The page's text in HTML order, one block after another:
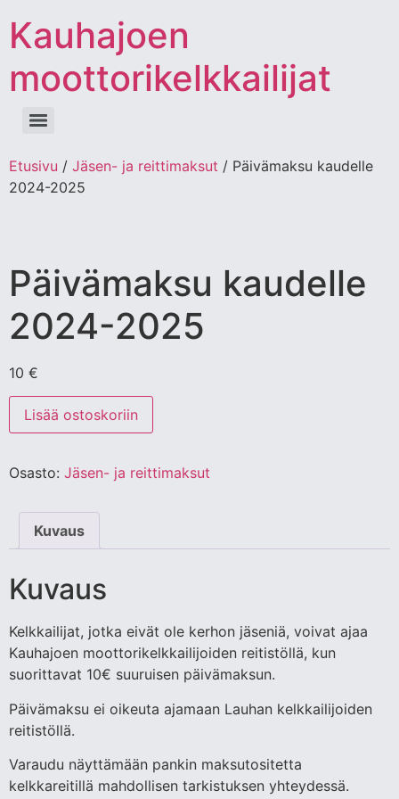
Kauhajoen
moottorikelkkailijat
Etusivu / Jäsen- ja reittimaksut / Päivämaksu kaudelle
2024-2025
Päivämaksu kaudelle
2024-2025
10 €
Lisää ostoskoriin
Osasto: Jäsen- ja reittimaksut
Kuvaus
Kuvaus
Kelkkailijat, jotka eivät ole kerhon jäseniä, voivat ajaa
Kauhajoen moottorikelkkailijoiden reitistöllä, kun
suorittavat 10€ suuruisen päivämaksun.
Päivämaksu ei oikeuta ajamaan Lauhan kelkkailijoiden
reitistöllä.
Varaudu näyttämään pankin maksutositetta
kelkkareitillä mahdollisen tarkistuksen yhteydessä.